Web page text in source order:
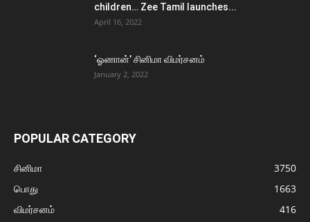
children… Zee Tamil launches...
April 16, 2022
‘ஓணான்’ சினிமா விமர்சனம்
January 2, 2022
POPULAR CATEGORY
சினிமா
3750
பொது
1663
விமர்சனம்
416